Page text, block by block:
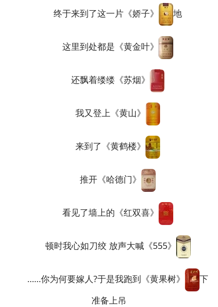
终于来到了这一片《娇子》 地
这里到处都是《黄金叶》
还飘着缕缕《苏烟》
我又登上《黄山》
来到了《黄鹤楼》
推开《哈德门》
看见了墙上的《红双喜》
顿时我心如刀绞 放声大喊《555》
……你为何要嫁人?于是我跑到《黄果树》
下
准备上吊